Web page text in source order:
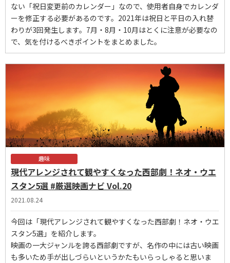
ない「祝日変更前のカレンダー」なので、使用者自身でカレンダ
ーを修正する必要があるのです。2021年は祝日と平日の入れ替
わりが3回発生します。7月・8月・10月はとくに注意が必要なの
で、気を付けるべきポイントをまとめました。
趣味
現代アレンジされて観やすくなった西部劇！ネオ・ウエ
スタン5選 #厳選映画ナビ Vol.20
2021.08.24
今回は「現代アレンジされて観やすくなった西部劇！ネオ・ウエ
スタン5選」を紹介します。
映画の一大ジャンルを誇る西部劇ですが、名作の中には古い映画
も多いため手が出しづらいというかたもいらっしゃると思いま